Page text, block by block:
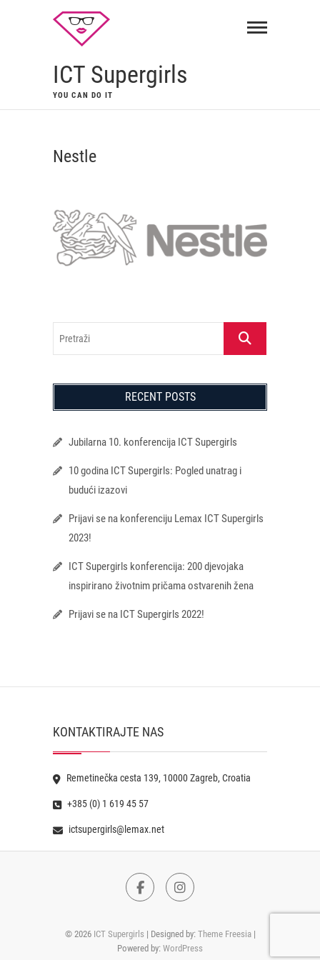
ICT Supergirls
YOU CAN DO IT
Nestle
Pretraži
RECENT POSTS
Jubilarna 10. konferencija ICT Supergirls
10 godina ICT Supergirls: Pogled unatrag i
budući izazovi
Prijavi se na konferenciju Lemax ICT Supergirls
2023!
ICT Supergirls konferencija: 200 djevojaka
inspirirano životnim pričama ostvarenih žena
Prijavi se na ICT Supergirls 2022!
KONTAKTIRAJTE NAS
Remetinečka cesta 139, 10000 Zagreb, Croatia
+385 (0) 1 619 45 57
ictsupergirls@lemax.net
FacebookInstagram
© 2026 ICT Supergirls | Designed by: Theme Freesia|
Powered by: WordPress